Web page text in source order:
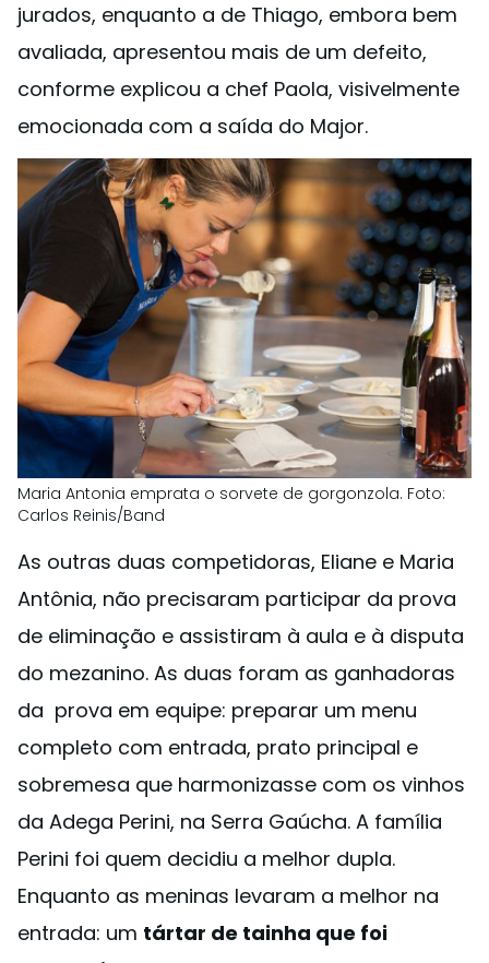
jurados, enquanto a de Thiago, embora bem
avaliada, apresentou mais de um defeito,
conforme explicou a chef Paola, visivelmente
emocionada com a saída do Major.
Maria Antonia emprata o sorvete de gorgonzola. Foto:
Carlos Reinis/Band
As outras duas competidoras, Eliane e Maria
Antônia, não precisaram participar da prova
de eliminação e assistiram à aula e à disputa
do mezanino. As duas foram as ganhadoras
da prova em equipe: preparar um menu
completo com entrada, prato principal e
sobremesa que harmonizasse com os vinhos
da Adega Perini, na Serra Gaúcha. A família
Perini foi quem decidiu a melhor dupla.
Enquanto as meninas levaram a melhor na
entrada: um tártar de tainha que foi